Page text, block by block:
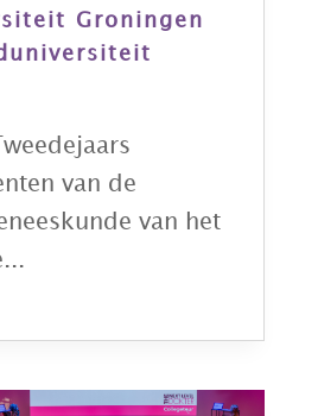
Groningen
van de
van het